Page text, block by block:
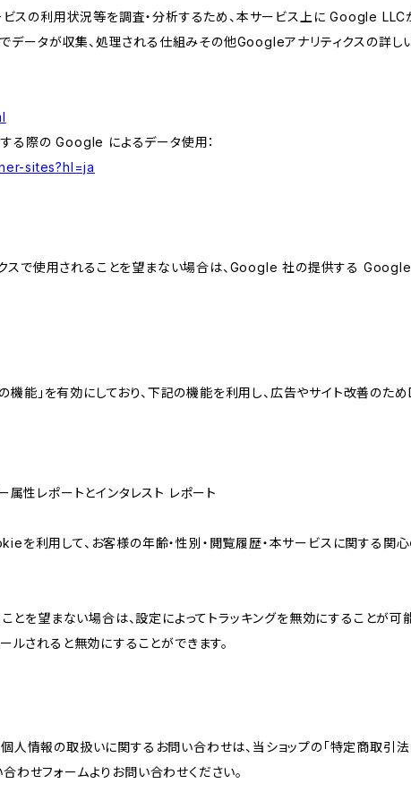
ービスの利用状況等を調査・分析するため、本サービス上に Google
データが収集、処理される仕組みその他Googleアナリティクスの詳し
る際の Google によるデータ使用：
sites?hl=ja
スで使用されることを望まない場合は、Google 社の提供する Google
機能」を有効にしており、下記の機能を利用し、広告やサイト改善の
性レポートとインタレスト レポート
利用して、お客様の年齢・性別・閲覧履歴・本サービスに関する関
を望まない場合は、設定によってトラッキングを無効にすることが可
されると無効にすることができます。
人情報の取扱いに関するお問い合わせは、当ショップの「特定商取引
わせフォームよりお問い合わせください。